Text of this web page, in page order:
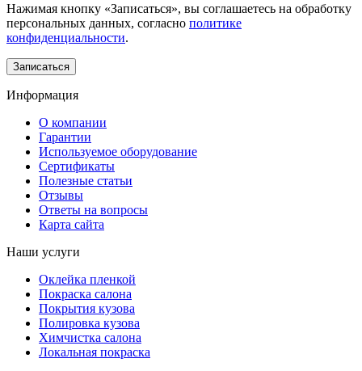
Нажимая кнопку «Записаться», вы соглашаетесь на обработку
персональных данных, согласно политике
конфиденциальности.
Информация
О компании
Гарантии
Используемое оборудование
Сертификаты
Полезные статьи
Отзывы
Ответы на вопросы
Карта сайта
Наши услуги
Оклейка пленкой
Покраска салона
Покрытия кузова
Полировка кузова
Химчистка салона
Локальная покраска